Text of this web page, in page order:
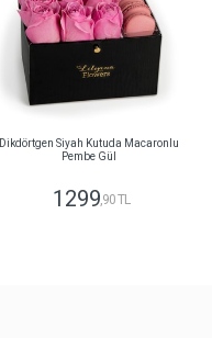
Dikdörtgen Siyah Kutuda Macaronlu
Pembe Gül
1299,90 TL